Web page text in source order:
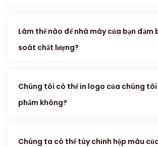
Làm thế nào để nhà máy của bạn đảm
soát chất lượng?
Chúng tôi có thể in logo của chúng tôi
phẩm không?
Chúng ta có thể tùy chỉnh hộp màu